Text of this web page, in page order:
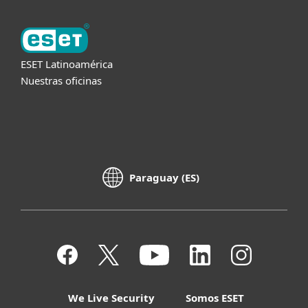
ESET Latinoamérica
Nuestras oficinas
Paraguay (ES)
We Live Security Somos ESET